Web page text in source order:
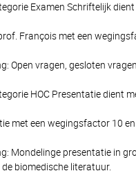
Examen Schriftelijk
François met een
Open vragen, gesloten
HOC Presentatie dient
met een wegingsfactor 10
Mondelinge presentatie in
biomedische literatuur.